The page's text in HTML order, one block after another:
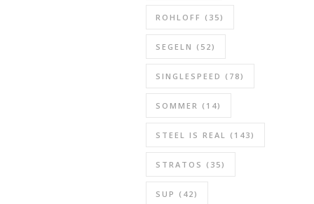
ROHLOFF (35)
SEGELN (52)
SINGLESPEED (78)
SOMMER (14)
STEEL IS REAL (143)
STRATOS (35)
SUP (42)